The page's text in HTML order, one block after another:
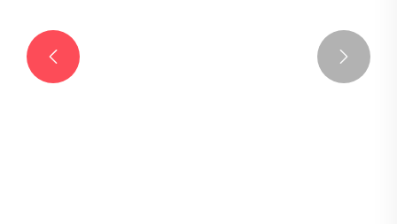
Especificaitons de flange de tubo
rosqueados
 